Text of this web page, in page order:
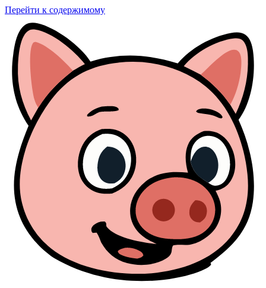
Перейти к содержимому